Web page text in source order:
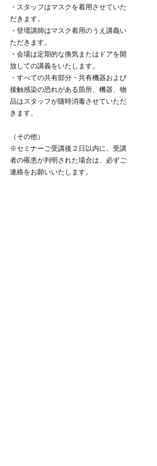
・スタッフはマスクを着用させていた
だきます。
・登壇講師はマスク着用のうえ講義い
ただきます。
・会場は定期的な換気またはドアを開
放しての講義をいたします。
・すべての共有部分・共有機器および
接触感染の恐れがある箇所、機器、物
品はスタッフが随時消毒させていただ
きます。
（その他）
※セミナーご受講後２日以内に、受講
者の罹患が判明された場合は、必ずご
連絡をお願いいたします。